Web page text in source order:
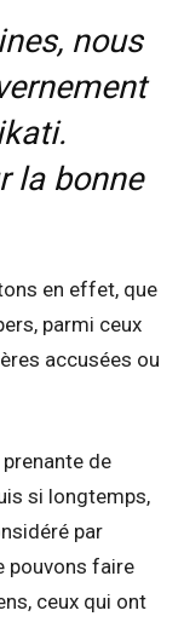
nous
la bonne
en effet, que
parmi ceux
accusées ou
de
si longtemps,
par
pouvons faire
ceux qui ont